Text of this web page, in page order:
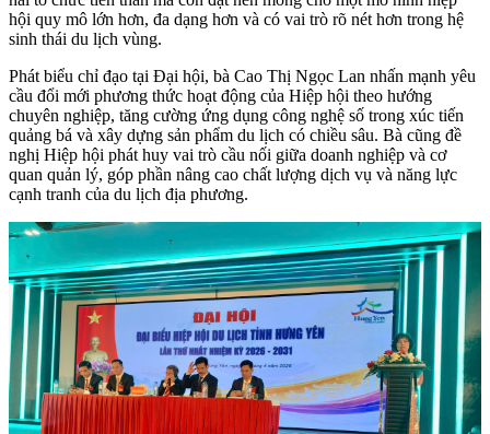
hội quy mô lớn hơn, đa dạng hơn và có vai trò rõ nét hơn trong hệ
sinh thái du lịch vùng.
Phát biểu chỉ đạo tại Đại hội, bà Cao Thị Ngọc Lan nhấn mạnh yêu
cầu đổi mới phương thức hoạt động của Hiệp hội theo hướng
chuyên nghiệp, tăng cường ứng dụng công nghệ số trong xúc tiến
quảng bá và xây dựng sản phẩm du lịch có chiều sâu. Bà cũng đề
nghị Hiệp hội phát huy vai trò cầu nối giữa doanh nghiệp và cơ
quan quản lý, góp phần nâng cao chất lượng dịch vụ và năng lực
cạnh tranh của du lịch địa phương.